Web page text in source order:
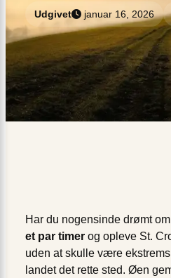
Udgivet januar 16, 2026
Har du nogensinde drømt
et par timer og opleve St.
uden at skulle være
landet det rette sted. Øen